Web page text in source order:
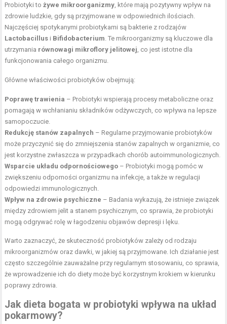
Probiotyki tożywe mikroorganizmy, które mają pozytywny wpływ na
zdrowie ludzkie, gdy są przyjmowane w odpowiednich ilościach.
Najczęściej spotykanymi probiotykami są bakterie z rodzajów
Lactobacillus i Bifidobacterium. Te mikroorganizmy są kluczowe dla
utrzymania równowagi mikroflory jelitowej, co jest istotne dla
funkcjonowania całego organizmu.
Główne właściwości probiotyków obejmują:
Poprawę trawienia – Probiotyki wspierają procesy metaboliczne oraz
pomagają w wchłanianiu składników odżywczych, co wpływa na lepsze
samopoczucie.
Redukcję stanów zapalnych – Regularne przyjmowanie probiotyków
może przyczynić się do zmniejszenia stanów zapalnych w organizmie, co
jest korzystne zwłaszcza w przypadkach chorób autoimmunologicznych.
Wsparcie układu odpornościowego – Probiotyki mogą pomóc w
zwiększeniu odporności organizmu na infekcje, a także w regulacji
odpowiedzi immunologicznych.
Wpływ na zdrowie psychiczne – Badania wykazują, że istnieje związek
między zdrowiem jelit a stanem psychicznym, co sprawia, że probiotyki
mogą odgrywać rolę w łagodzeniu objawów depresji i lęku.
Warto zaznaczyć, że skuteczność probiotyków zależy od rodzaju
mikroorganizmów oraz dawki, w jakiej są przyjmowane. Ich działanie jest
często szczególnie zauważalne przy regularnym stosowaniu, co sprawia,
że wprowadzenie ich do diety może być korzystnym krokiem w kierunku
poprawy zdrowia.
Jak dieta bogata w probiotyki wpływa na układ
pokarmowy?